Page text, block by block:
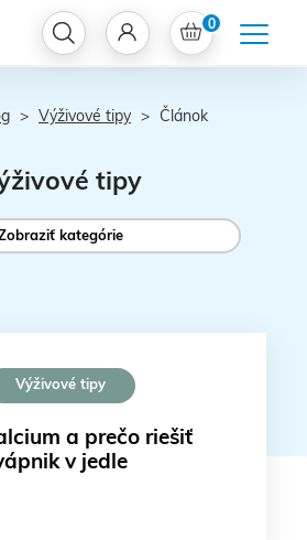
0
Výživové tipy Článok
tipy
kategórie
Výživové tipy
a prečo riešiť
v jedle